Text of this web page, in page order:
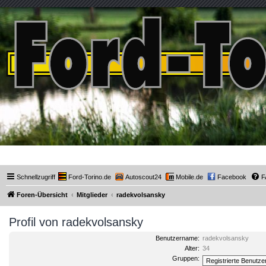
Ford-Torino.de
Schnellzugriff Ford-Torino.de Autoscout24 Mobile.de Facebook
Foren-Übersicht Mitglieder radekvolsansky
Profil von radekvolsansky
Benutzername: radekvolsansky
Alter: 34
Gruppen: